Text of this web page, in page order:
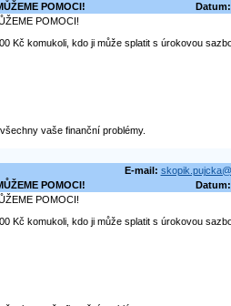
POMOCI!
Datum:
POMOCI!
Kč komukoli, kdo ji může splatit s úrokovou
vaše finanční problémy.
E-mail:
POMOCI!
Datum:
POMOCI!
Kč komukoli, kdo ji může splatit s úrokovou